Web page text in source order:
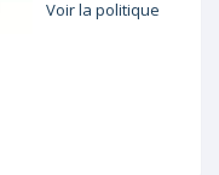
Voir la politique